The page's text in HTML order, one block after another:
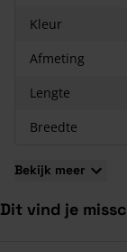
Kleur
Afmeting
Lengte
Breedte
Bekijk meer
Dit vind je